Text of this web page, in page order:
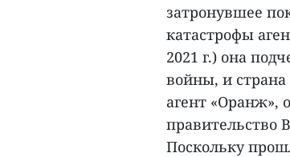
затронувшее
катастрофы
2021 г.) она
войны, и страна
агент «Оранж»,
правительство
Поскольку